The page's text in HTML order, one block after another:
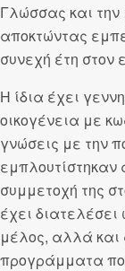
Γλώσσας και την
αποκτώντας
συνεχή έτη στον
Η ίδια έχει
οικογένεια με
γνώσεις με την
εμπλουτίστηκαν
συμμετοχή της
έχει διατελέσει
μέλος, αλλά και
προγράμματα